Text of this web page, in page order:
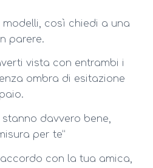
così chiedi a una
parere.
vista con entrambi i
ombra di esitazione
stanno davvero bene,
per te”
con la tua amica,